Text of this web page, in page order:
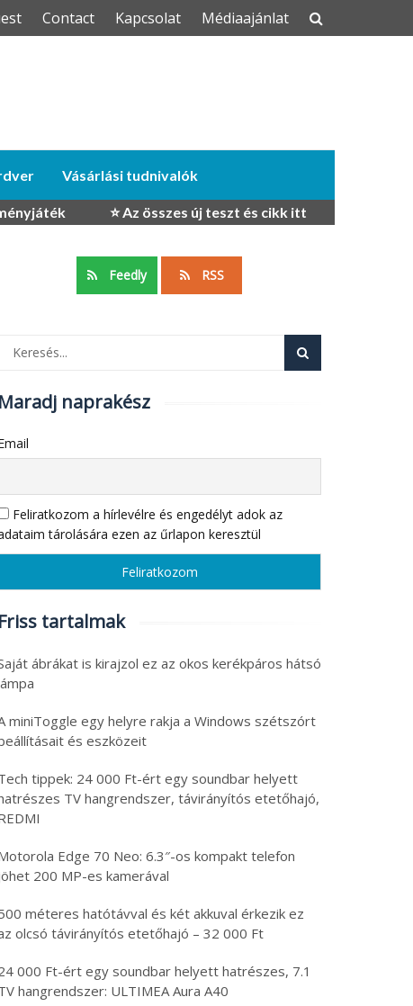
Contact Kapcsolat Médiaajánlat
Vásárlási tudnivalók
⭐ Az összes új teszt és cikk itt
Feedly RSS
Maradj naprakész
Feliratkozom a hírlevélre és engedélyt adok az
tárolására ezen az űrlapon keresztül
Friss tartalmak
ábrákat is kirajzol ez az okos kerékpáros hátsó
miniToggle egy helyre rakja a Windows szétszórt
és eszközeit
tippek: 24 000 Ft-ért egy soundbar helyett
TV hangrendszer, távirányítós etetőhajó,
Edge 70 Neo: 6.3″-os kompakt telefon
200 MP-es kamerával
méteres hatótávval és két akkuval érkezik ez
olcsó távirányítós etetőhajó – 32 000 Ft
000 Ft-ért egy soundbar helyett hatrészes, 7.1
hangrendszer: ULTIMEA Aura A40